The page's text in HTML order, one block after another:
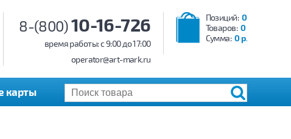
Позиций: 0
Товаров: 0
Сумма: 0 р.
8-(800)10-16-726
время работы: c 9:00 до 17:00
operator@art-mark.ru
карты